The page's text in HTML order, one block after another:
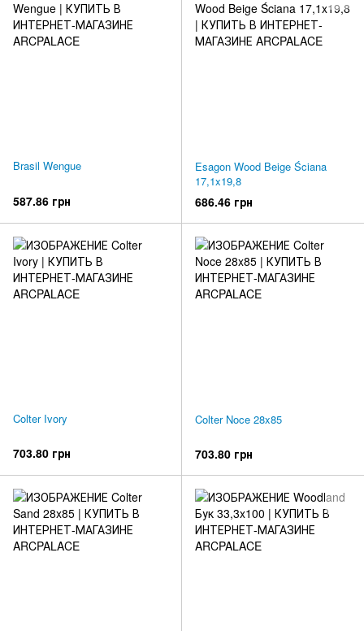
Brasil Wengue
587.86 грн
Esagon Wood Beige Ściana
17,1x19,8
686.46 грн
Colter Ivory
703.80 грн
Colter Noce 28x85
703.80 грн